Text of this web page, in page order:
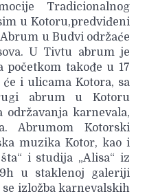
Tradicionalnog
u Kotoru,predviđeni
u Budvi održaće
U Tivtu abrum je
takođe u 17
i ulicama Kotora, sa
abrum u Kotoru
održavanja karnevala,
Abrumom Kotorski
muzika Kotor, kao i
i studija „Alisa“ iz
u staklenoj galeriji
izložba karnevalskih